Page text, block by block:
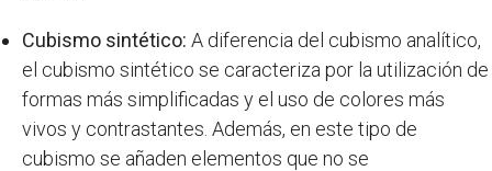
Cubismo sintético: A diferencia del cubismo analítico,
el cubismo sintético se caracteriza por la utilización de
formas más simplificadas y el uso de colores más
vivos y contrastantes. Además, en este tipo de
cubismo se añaden elementos que no se